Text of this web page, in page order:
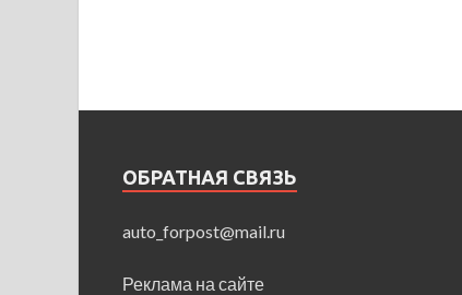
ОБРАТНАЯ СВЯЗЬ
auto_forpost@mail.ru
Реклама на сайте